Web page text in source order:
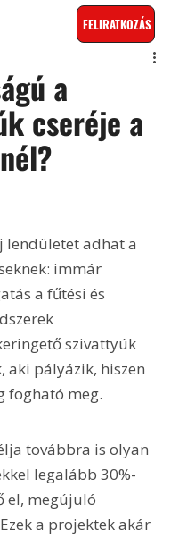
FELIRATKOZÁS
a
cseréje a
lendületet adhat a
immár
a fűtési és
szivattyúk
aki pályázik, hiszen
fogható meg.
továbbra is olyan
legalább 30%-
el, megújuló
a projektek akár